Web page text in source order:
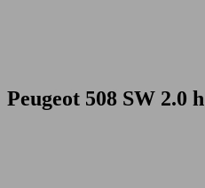
Peugeot 508 SW 2.0